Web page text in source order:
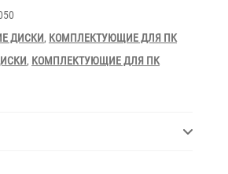
ДИСКИ, КОМПЛЕКТУЮЩИЕ ДЛЯ ПК
, КОМПЛЕКТУЮЩИЕ ДЛЯ ПК